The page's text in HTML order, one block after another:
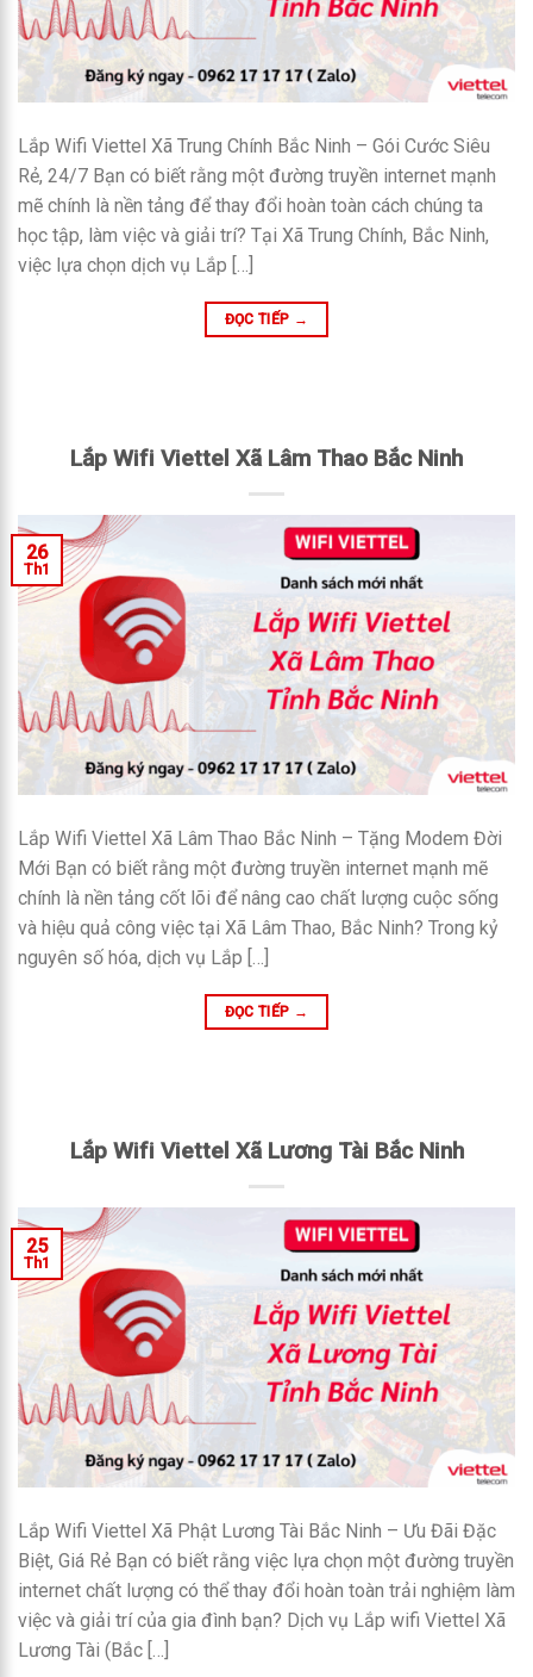
Lắp Wifi Viettel Xã Trung Chính Bắc Ninh – Gói Cước Siêu
Rẻ, 24/7 Bạn có biết rằng một đường truyền internet mạnh
mẽ chính là nền tảng để thay đổi hoàn toàn cách chúng ta
học tập, làm việc và giải trí? Tại Xã Trung Chính, Bắc Ninh,
việc lựa chọn dịch vụ Lắp […]
ĐỌC TIẾP →
Lắp Wifi Viettel Xã Lâm Thao Bắc Ninh
26
Th1
Lắp Wifi Viettel Xã Lâm Thao Bắc Ninh – Tặng Modem Đời
Mới Bạn có biết rằng một đường truyền internet mạnh mẽ
chính là nền tảng cốt lõi để nâng cao chất lượng cuộc sống
và hiệu quả công việc tại Xã Lâm Thao, Bắc Ninh? Trong kỷ
nguyên số hóa, dịch vụ Lắp […]
ĐỌC TIẾP →
Lắp Wifi Viettel Xã Lương Tài Bắc Ninh
25
Th1
Lắp Wifi Viettel Xã Phật Lương Tài Bắc Ninh – Ưu Đãi Đặc
Biệt, Giá Rẻ Bạn có biết rằng việc lựa chọn một đường truyền
internet chất lượng có thể thay đổi hoàn toàn trải nghiệm làm
việc và giải trí của gia đình bạn? Dịch vụ Lắp wifi Viettel Xã
Lương Tài (Bắc […]